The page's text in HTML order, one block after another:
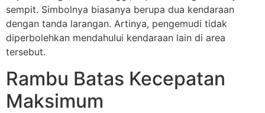
sempit. Simbolnya biasanya berupa dua kendaraan
dengan tanda larangan. Artinya, pengemudi tidak
diperbolehkan mendahului kendaraan lain di area
tersebut.
Rambu Batas Kecepatan
Maksimum